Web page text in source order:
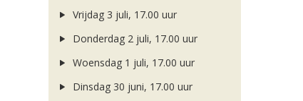
Vrijdag 3 juli, 17.00 uur
Donderdag 2 juli, 17.00 uur
Woensdag 1 juli, 17.00 uur
Dinsdag 30 juni, 17.00 uur